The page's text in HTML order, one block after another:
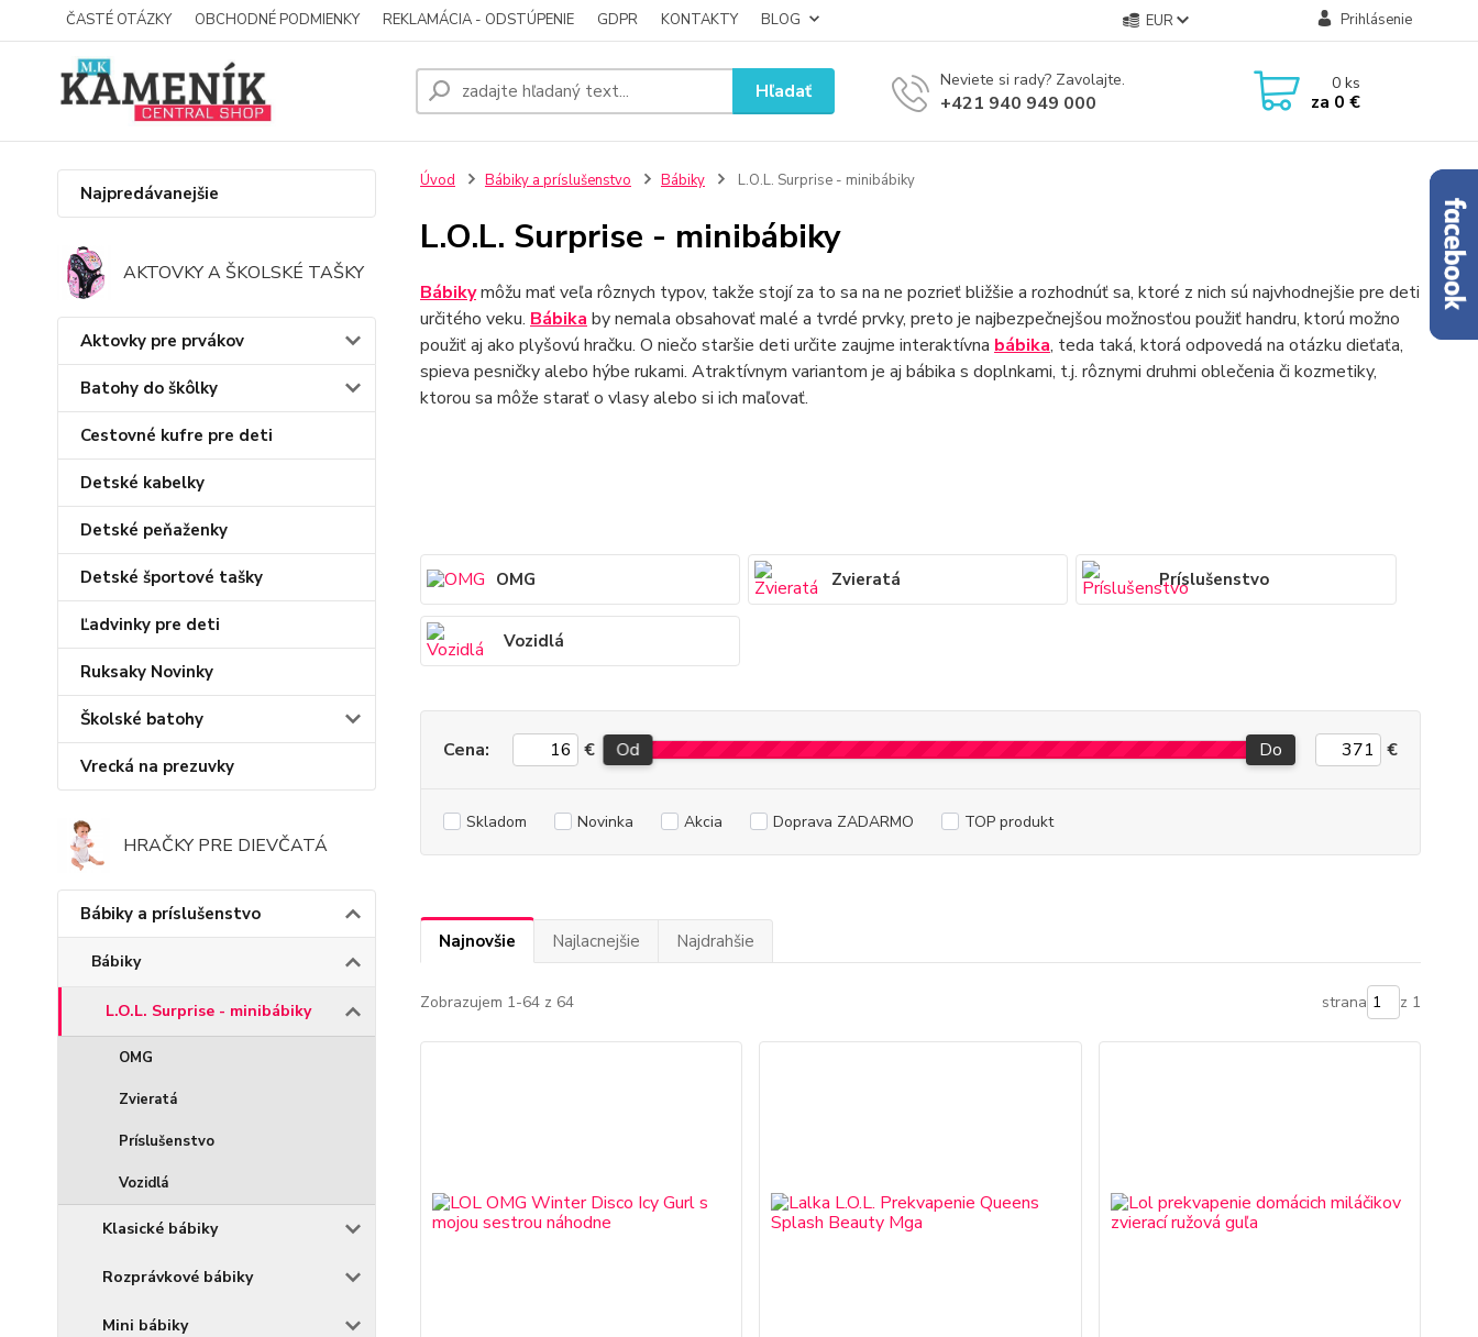
ČASTÉ OTÁZKY OBCHODNÉ PODMIENKY REKLAMÁCIA - ODSTÚPENIE GDPR KONTAKTY BLOG EUR Prihlásenie
Hľadať Neviete si rady? Zavolajte.
+421 940 949 000
0ks
za 0 €
Najpredávanejšie
AKTOVKY A ŠKOLSKÉ TAŠKY
Aktovky pre prvákov
Batohy do škôlky
Cestovné kufre pre deti
Detské kabelky
Detské peňaženky
Detské športové tašky
Ľadvinky pre deti
Ruksaky Novinky
Školské batohy
Vrecká na prezuvky
HRAČKY PRE DIEVČATÁ
Bábiky a príslušenstvo
Bábiky
L.O.L. Surprise - minibábiky
OMG
Zvieratá
Príslušenstvo
Vozidlá
Klasické bábiky
Rozprávkové bábiky
Mini bábiky
Úvod Bábiky a príslušenstvo Bábiky L.O.L. Surprise - minibábiky
L.O.L. Surprise - minibábiky
Bábikymôžu mať veľa rôznych typov, takže stojí za to sa na ne pozrieť bližšie a rozhodnúť sa, ktoré z nich sú najvhodnejšie pre deti
určitého veku. Bábika by nemala obsahovať malé a tvrdé prvky, preto je najbezpečnejšou možnosťou použiť handru, ktorú možno
použiť aj ako plyšovú hračku. O niečo staršie deti určite zaujme interaktívna bábika, teda taká, ktorá odpovedá na otázku dieťaťa,
spieva pesničky alebo hýbe rukami. Atraktívnym variantom je aj bábika s doplnkami, t.j. rôznymi druhmi oblečenia či kozmetiky,
ktorou sa môže starať o vlasy alebo si ich maľovať.
OMG Zvieratá Príslušenstvo
Vozidlá
Cena: € Od Do €
Skladom Novinka Akcia Doprava ZADARMO TOP produkt
Najnovšie Najlacnejšie Najdrahšie
Zobrazujem 1-64 z 64 strana z 1